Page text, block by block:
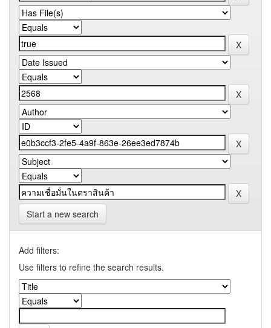
Start a new search
Add filters:
Use filters to refine the search results.